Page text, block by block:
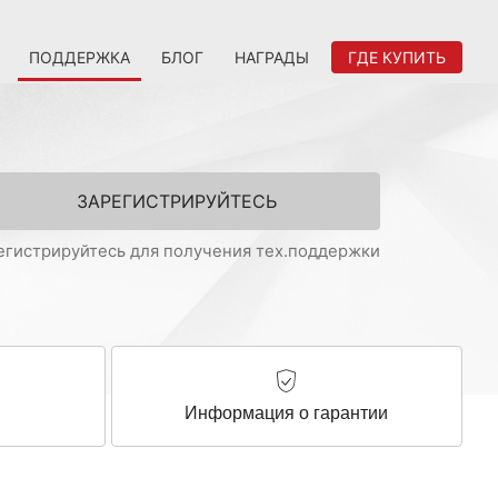
ПОДДЕРЖКА БЛОГ НАГРАДЫ ГДЕ КУПИТЬ
ЗАРЕГИСТРИРУЙТЕСЬ
для получения тех.поддержки
Информация о гарантии